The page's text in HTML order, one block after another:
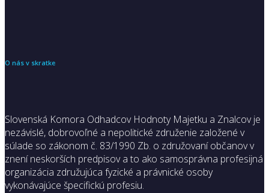
O nás v skratke
Slovenská Komora Odhadcov Hodnoty Majetku a Znalcov je
nezávislé, dobrovoľné a nepolitické združenie založené v
súlade so zákonom č. 83/1990 Zb. o združovaní občanov v
znení neskorších predpisov a to ako samosprávna profesijná
organizácia združujúca fyzické a právnické osoby
vykonávajúce špecifickú profesiu.